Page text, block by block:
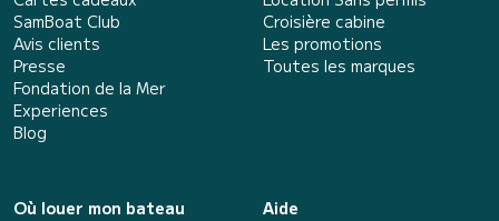
SamBoat Club
Avis clients
Presse
Fondation de la Mer
Experiences
Blog
Croisière cabine
Les promotions
Toutes les marques
Où louer mon bateau
Aide